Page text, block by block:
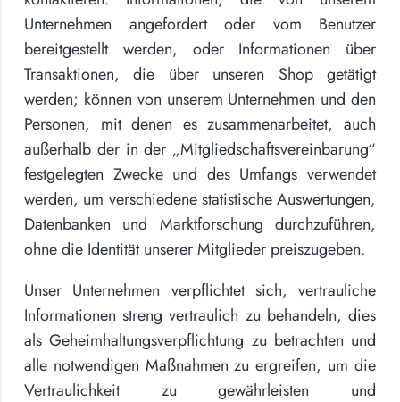
Unternehmen angefordert oder vom Benutzer
bereitgestellt werden, oder Informationen über
Transaktionen, die über unseren Shop getätigt
werden; können von unserem Unternehmen und den
Personen, mit denen es zusammenarbeitet, auch
außerhalb der in der „Mitgliedschaftsvereinbarung“
festgelegten Zwecke und des Umfangs verwendet
werden, um verschiedene statistische Auswertungen,
Datenbanken und Marktforschung durchzuführen,
ohne die Identität unserer Mitglieder preiszugeben.
Unser Unternehmen verpflichtet sich, vertrauliche
Informationen streng vertraulich zu behandeln, dies
als Geheimhaltungsverpflichtung zu betrachten und
alle notwendigen Maßnahmen zu ergreifen, um die
Vertraulichkeit zu gewährleisten und